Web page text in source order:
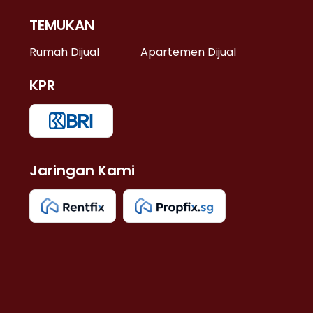
TEMUKAN
Rumah Dijual Apartemen Dijual
KPR
Jaringan Kami